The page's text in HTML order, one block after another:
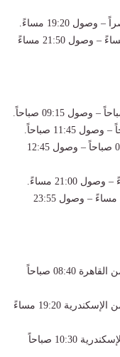
قطار 88 (إسباني مطور): قيام 17:50 مساءً – وصول 21:50 مساءً
قطار 1212 (تهوية ديناميكية): قيام 09:25 صباحاً – وصول 12:45
قطار 128 (تهوية ديناميكية): قيام 20:45 مساءً – وصول 23:55
قطار 1089 (نوم + ثانية فاخرة): يقوم من القاهرة 08:40 صباحاً
قطار 1088 (نوم + ثانية فاخرة): يقوم من الإسكندرية 19:20 مساءً
قطار 158 (تهوية ديناميكية): يقوم من الإسكندرية 10:30 صباحاً